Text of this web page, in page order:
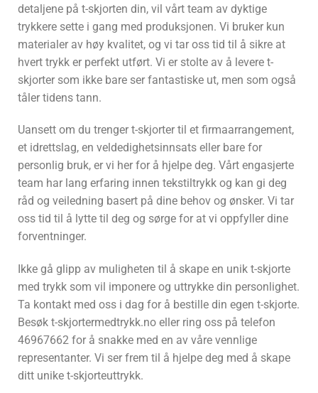
detaljene på t-skjorten din, vil vårt team av dyktige
trykkere sette i gang med produksjonen. Vi bruker kun
materialer av høy kvalitet, og vi tar oss tid til å sikre at
hvert trykk er perfekt utført. Vi er stolte av å levere t-
skjorter som ikke bare ser fantastiske ut, men som også
tåler tidens tann.
Uansett om du trenger t-skjorter til et firmaarrangement,
et idrettslag, en veldedighetsinnsats eller bare for
personlig bruk, er vi her for å hjelpe deg. Vårt engasjerte
team har lang erfaring innen tekstiltrykk og kan gi deg
råd og veiledning basert på dine behov og ønsker. Vi tar
oss tid til å lytte til deg og sørge for at vi oppfyller dine
forventninger.
Ikke gå glipp av muligheten til å skape en unik t-skjorte
med trykk som vil imponere og uttrykke din personlighet.
Ta kontakt med oss i dag for å bestille din egen t-skjorte.
Besøk t-skjortermedtrykk.no eller ring oss på telefon
46967662 for å snakke med en av våre vennlige
representanter. Vi ser frem til å hjelpe deg med å skape
ditt unike t-skjorteuttrykk.